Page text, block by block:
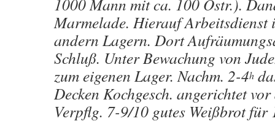
1000 Mann mit ca. 100 Östr.).
Marmelade. Hierauf Arbeitsdienst
andern Lagern. Dort
Schluß. Unter Bewachung von
zum eigenen Lager. Nachm. 2-4h
Decken Kochgesch. angerichtet
Verpflg. 7-9/10 gutes Weißbrot für